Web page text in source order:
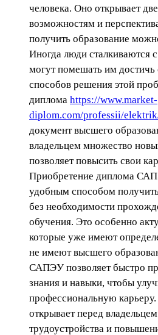
человека. Оно открывает
возможностям и
получить образование
Иногда люди сталкиваются
могут помешать им
способов решения этой
диплома https://www.market-
diplom.com/professii/
документ высшего
владельцем множество
позволяет повысить свои
Приобретение диплома
удобным способом
без необходимости
обучения. Это особенно
которые уже имеют
не имеют высшего
САПЭУ позволяет быстро
знания и навыки, чтобы
профессиональную
открывает перед
трудоустройства и